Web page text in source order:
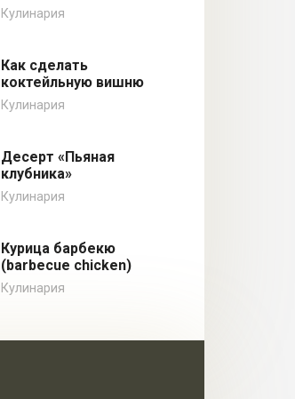
Кулинария
Как сделать
коктейльную вишню
Кулинария
Десерт «Пьяная
клубника»
Кулинария
Курица барбекю
(barbecue chicken)
Кулинария